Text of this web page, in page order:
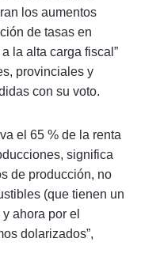
los aumentos
de tasas en
la alta carga fiscal”
provinciales y
con su voto.
el 65 % de la renta
significa
de producción, no
(que tienen un
ahora por el
dolarizados”,